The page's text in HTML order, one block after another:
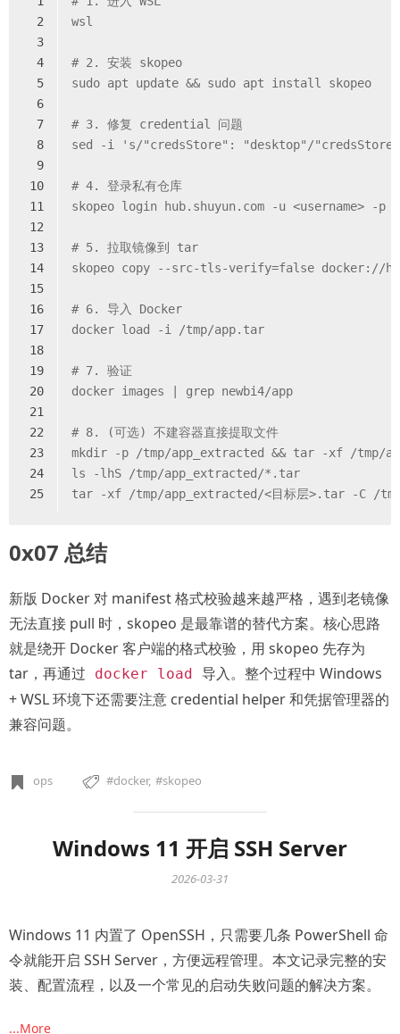
2
3
4
5
6
7
8
9
10
11
12
13
14
15
16
17
18
19
20
21
22
23
24
25
wsl
# 2. 安装 skopeo
sudo apt update && sudo apt install skopeo
# 3. 修复 credential 问题
sed -i 's/"credsStore": "desktop"/
# 4. 登录私有仓库
skopeo login hub.shuyun.com -u <username> -p
# 5. 拉取镜像到 tar
skopeo copy --src-tls-verify=false docker://
# 6. 导入 Docker
docker load -i /tmp/app.tar
# 7. 验证
docker images | grep newbi4/app
# 8. (可选) 不建容器直接提取文件
mkdir -p /tmp/app_extracted && tar -xf /tmp/
ls -lhS /tmp/app_extracted/*.tar
tar -xf /tmp/app_extracted/<目标层>.tar -C /tmp/
0x07 总结
新版 Docker 对 manifest 格式校验越来越严格，遇到老镜像
无法直接 pull 时，skopeo 是最靠谱的替代方案。核心思路
就是绕开 Docker 客户端的格式校验，用 skopeo 先存为
tar，再通过
docker load
导入。整个过程中 Windows
+ WSL 环境下还需要注意 credential helper 和凭据管理器的
兼容问题。
ops docker skopeo
Windows 11 开启 SSH Server
2026-03-31
Windows 11 内置了 OpenSSH，只需要几条 PowerShell 命
令就能开启 SSH Server，方便远程管理。本文记录完整的安
装、配置流程，以及一个常见的启动失败问题的解决方案。
...More